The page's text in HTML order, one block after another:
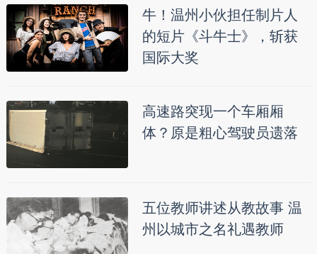
牛！温州小伙担任制片人
的短片《斗牛士》，斩获
国际大奖
高速路突现一个车厢厢
体？原是粗心驾驶员遗落
五位教师讲述从教故事 温
州以城市之名礼遇教师